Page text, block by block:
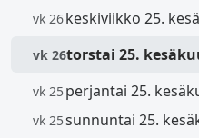
vk 26keskiviikko 25.
vk 26torstai 25.
vk 25perjantai 25.
vk 25sunnuntai 25.